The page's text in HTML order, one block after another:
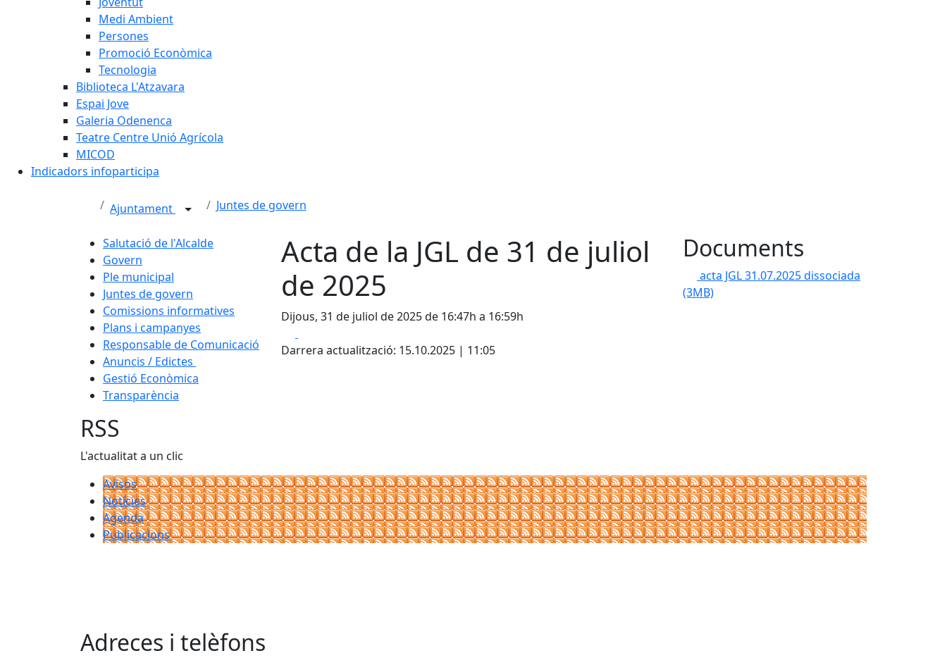
Medi Ambient
Persones
Promoció Econòmica
Tecnologia
Biblioteca L'Atzavara
Espai Jove
Galeria Odenenca
Teatre Centre Unió Agrícola
MICOD
Indicadors infoparticipa
Ajuntament Juntes de govern
Salutació de l'Alcalde
Govern
Ple municipal
Juntes de govern
Comissions informatives
Plans i campanyes
Responsable de Comunicació
Anuncis / Edictes
Gestió Econòmica
Transparència
Acta de la JGL de 31 de juliol
de 2025
Dijous, 31 de juliol de 2025 de 16:47h a 16:59h
Darrera actualització: 15.10.2025 | 11:05
Documents
acta JGL 31.07.2025 dissociada
(3MB)
RSS
L'actualitat a un clic
Avisos
Notícies
Agenda
Publicacions
Adreces i telèfons